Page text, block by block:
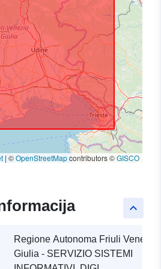
|©OpenStreetMapcontributors ©GISCO
keyboard_arrow_up
Regione Autonoma Friuli Venezia
Giulia - SERVIZIO SISTEMI